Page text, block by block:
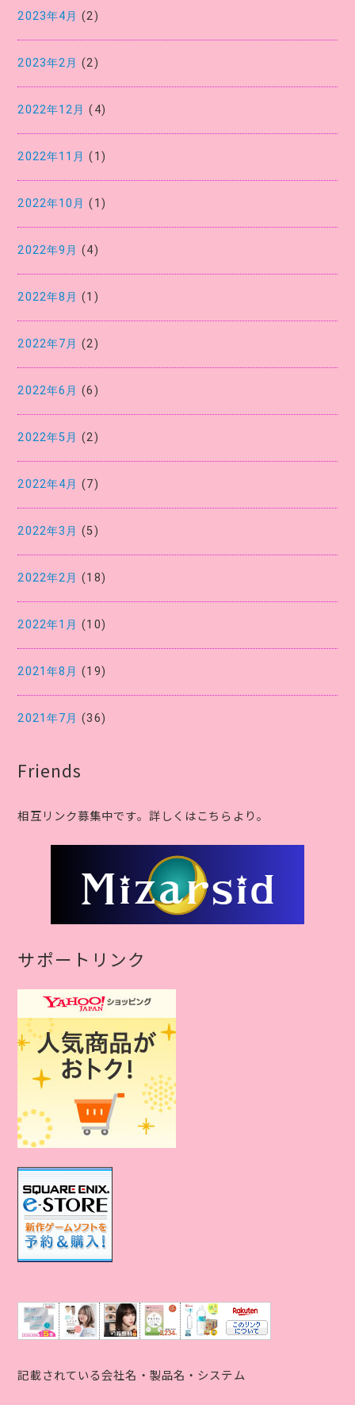
2023年4月 (2)
2023年2月 (2)
2022年12月 (4)
2022年11月 (1)
2022年10月 (1)
2022年9月 (4)
2022年8月 (1)
2022年7月 (2)
2022年6月 (6)
2022年5月 (2)
2022年4月 (7)
2022年3月 (5)
2022年2月 (18)
2022年1月 (10)
2021年8月 (19)
2021年7月 (36)
Friends
相互リンク募集中です。詳しくはこちらより。
サポートリンク
記載されている会社名・製品名・システム